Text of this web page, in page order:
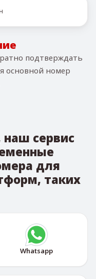
подтверждать
основной номер
сервис
для
таких
Whatsapp